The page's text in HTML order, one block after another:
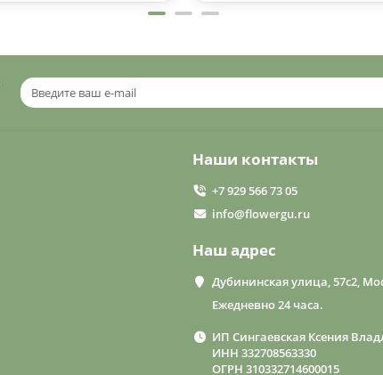
Наши контакты
+7 929 566 73 05
info@flowergu.ru
Наш адрес
Дубининская улица, 57с2,
Ежедневно 24 часа.
ИП Сингаевская Ксения
ИНН 332708563330
ОГРН 310332714600015